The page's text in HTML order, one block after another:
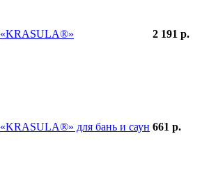
«KRASULA®» 2 191 р.
«KRASULA®» для бань и саун 661 р.